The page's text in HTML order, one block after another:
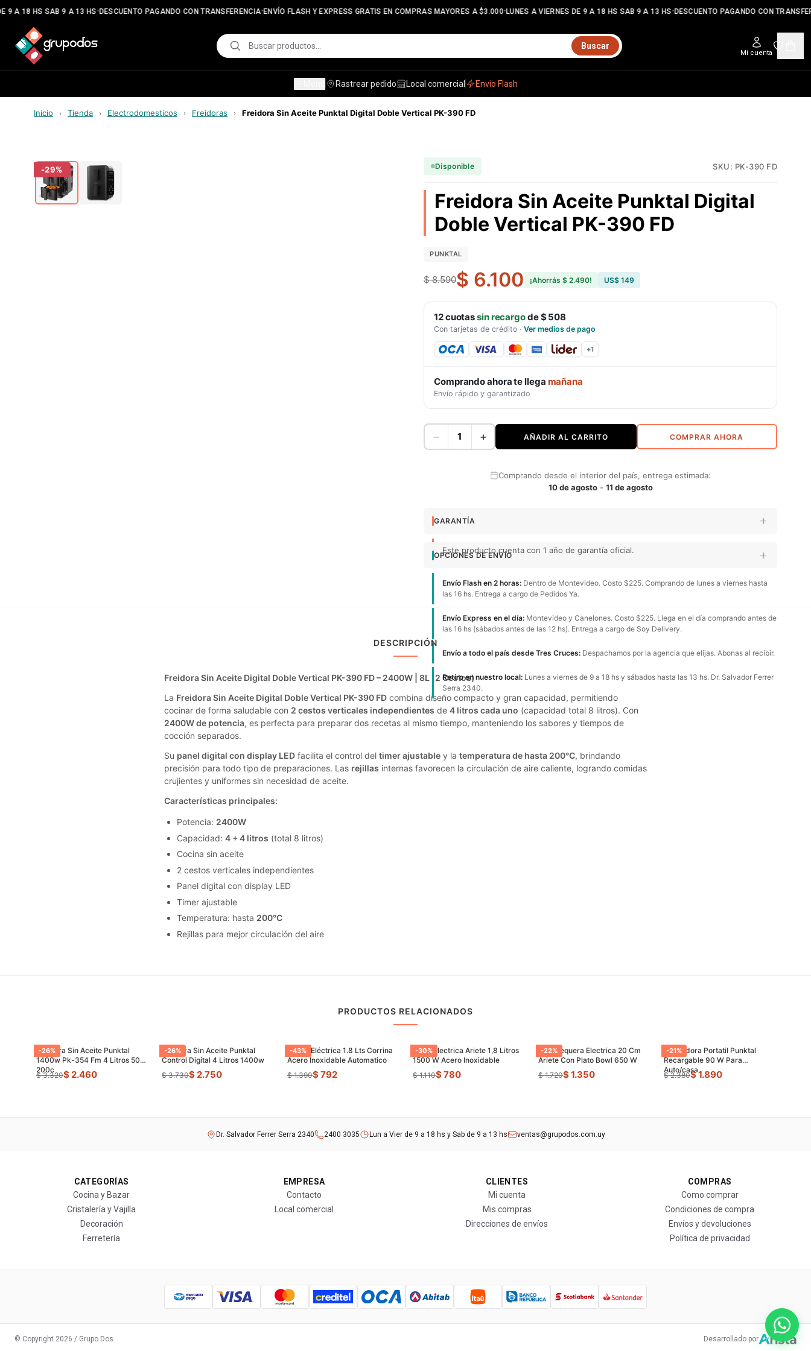
9 A 18 HS SAB 9 A 13 HS•DESCUENTO PAGANDO CON TRANSFERENCIA•ENVÍO FLASH Y EXPRESS GRATIS EN COMPRAS MAYORES A $3.000•LUNES A VIERNES DE 9 A 18 HS SAB 9 A 13 HS•DESCUENTO PAGANDO CON
Buscar
Mi cuenta
Rastrear pedido Local comercial Envío Flash
Inicio › Tienda › Electrodomesticos › Freidoras › Freidora Sin Aceite Punktal Digital Doble Vertical PK-390 FD
-29% Disponible SKU: PK-390 FD
Freidora Sin Aceite Punktal Digital
Doble Vertical PK-390 FD
PUNKTAL
$ 8.590$ 6.100 ¡Ahorrás $ 2.490! US$ 149
12cuotassin recargode$ 508
Con tarjetas de crédito · Ver medios de pago
+1
Comprando ahora te llega mañana
Envío rápido y garantizado
− + AÑADIR AL CARRITO COMPRAR AHORA
Comprando desde el interior del país, entrega estimada:
10 de agosto- 11 de agosto
GARANTÍA
Este producto cuenta con 1 año de garantía oficial.
OPCIONES DE ENVÍO
Envío Flash en 2 horas: Dentro de Montevideo. Costo $225. Comprando de lunes a viernes hasta
las 16 hs. Entrega a cargo de Pedidos Ya.
Envío Express en el día: Montevideo y Canelones. Costo $225. Llega en el día comprando antes de
las 16 hs (sábados antes de las 12 hs). Entrega a cargo de Soy Delivery.
Envío a todo el país desde Tres Cruces: Despachamos por la agencia que elijas. Abonas al recibir.
Retiro en nuestro local: Lunes a viernes de 9 a 18 hs y sábados hasta las 13 hs. Dr. Salvador Ferrer
Serra 2340.
DESCRIPCIÓN
Freidora Sin Aceite Digital Doble Vertical PK-390 FD – 2400W | 8L (2 Cestos)
La Freidora Sin Aceite Digital Doble Vertical PK-390 FD combina diseño compacto y gran capacidad, permitiendo
cocinar de forma saludable con 2 cestos verticales independientes de 4 litros cada uno (capacidad total 8 litros). Con
2400W de potencia, es perfecta para preparar dos recetas al mismo tiempo, manteniendo los sabores y tiempos de
cocción separados.
Su panel digital con display LED facilita el control del timer ajustable y la temperatura de hasta 200°C, brindando
precisión para todo tipo de preparaciones. Las rejillas internas favorecen la circulación de aire caliente, logrando comidas
crujientes y uniformes sin necesidad de aceite.
Características principales:
Potencia: 2400W
Capacidad: 4 + 4 litros (total 8 litros)
Cocina sin aceite
2 cestos verticales independientes
Panel digital con display LED
Timer ajustable
Temperatura: hasta 200°C
Rejillas para mejor circulación del aire
PRODUCTOS RELACIONADOS
-26%
Freidora Sin Aceite Punktal
1400w Pk-354 Fm 4 Litros 50-
200c
$ 3.320$ 2.460
-26%
Freidora Sin Aceite Punktal
Control Digital 4 Litros 1400w
$ 3.730$ 2.750
-43%
Jarrra Eléctrica 1.8 Lts Corrina
Acero Inoxidable Automatico
$ 1.390$ 792
-30%
Jarra Electrica Ariete 1,8 Litros
1500 W Acero Inoxidable
$ 1.110$ 780
-22%
Panquequera Electrica 20 Cm
Ariete Con Plato Bowl 650 W
$ 1.720$ 1.350
-21%
Aspiradora Portatil Punktal
Recargable 90 W Para
Auto/casa
$ 2.380$ 1.890
Dr. Salvador Ferrer Serra 2340 2400 3035 Lun a Vier de 9 a 18 hs y Sab de 9 a 13 hs ventas@grupodos.com.uy
CATEGORÍAS
Cocina y Bazar
Cristalería y Vajilla
Decoración
Ferretería
EMPRESA
Contacto
Local comercial
CLIENTES
Mi cuenta
Mis compras
Direcciones de envíos
COMPRAS
Como comprar
Condiciones de compra
Envíos y devoluciones
Política de privacidad
© Copyright 2026 / Grupo Dos Desarrollado por